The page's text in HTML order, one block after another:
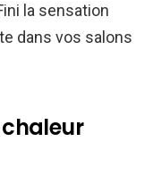
la sensation
dans vos salons